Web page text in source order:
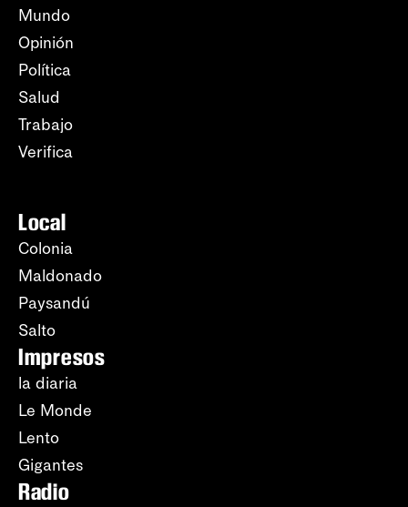
Mundo
Opinión
Política
Salud
Trabajo
Verifica
Local
Colonia
Maldonado
Paysandú
Salto
Impresos
la diaria
Le Monde
Lento
Gigantes
Radio